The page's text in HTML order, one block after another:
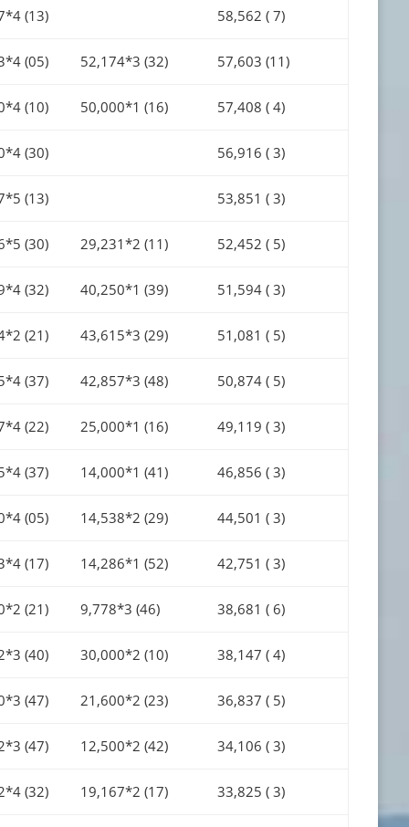
(13) 58,562 ( 7)
(05) 52,174*3 (32) 57,603 (11)
(10) 50,000*1 (16) 57,408 ( 4)
(30) 56,916 ( 3)
(13) 53,851 ( 3)
(30) 29,231*2 (11) 52,452 ( 5)
(32) 40,250*1 (39) 51,594 ( 3)
(21) 43,615*3 (29) 51,081 ( 5)
(37) 42,857*3 (48) 50,874 ( 5)
(22) 25,000*1 (16) 49,119 ( 3)
(37) 14,000*1 (41) 46,856 ( 3)
(05) 14,538*2 (29) 44,501 ( 3)
(17) 14,286*1 (52) 42,751 ( 3)
(21) 9,778*3 (46) 38,681 ( 6)
(40) 30,000*2 (10) 38,147 ( 4)
(47) 21,600*2 (23) 36,837 ( 5)
(47) 12,500*2 (42) 34,106 ( 3)
(32) 19,167*2 (17) 33,825 ( 3)